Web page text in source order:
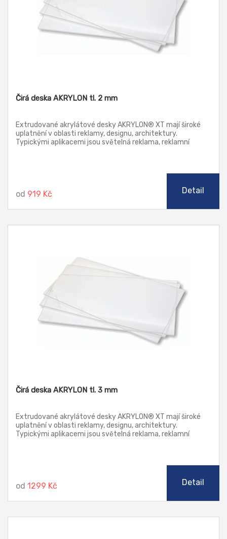
Čirá deska AKRYLON tl. 2 mm
Extrudované akrylátové desky AKRYLON® XT mají široké
uplatnění v oblasti reklamy, designu, architektury.
Typickými aplikacemi jsou světelná reklama, reklamní
od 919 Kč Detail
Čirá deska AKRYLON tl. 3 mm
Extrudované akrylátové desky AKRYLON® XT mají široké
uplatnění v oblasti reklamy, designu, architektury.
Typickými aplikacemi jsou světelná reklama, reklamní
od 1299 Kč Detail